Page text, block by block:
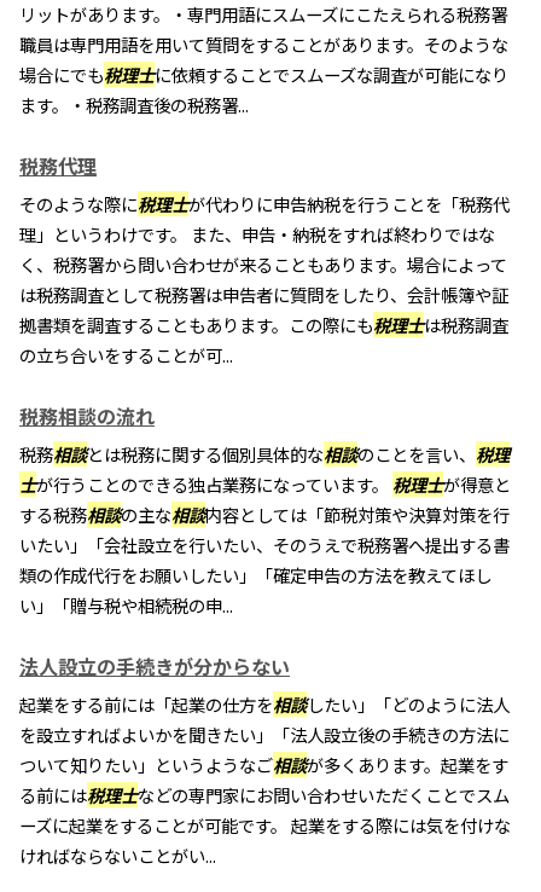
リットがあります。・専門用語にスムーズにこたえられる税務署
職員は専門用語を用いて質問をすることがあります。そのような
場合にでも税理士に依頼することでスムーズな調査が可能になり
ます。・税務調査後の税務署...
税務代理
そのような際に税理士が代わりに申告納税を行うことを「税務代
理」というわけです。 また、申告・納税をすれば終わりではな
く、税務署から問い合わせが来ることもあります。場合によって
は税務調査として税務署は申告者に質問をしたり、会計帳簿や証
拠書類を調査することもあります。この際にも税理士は税務調査
の立ち合いをすることが可...
税務相談の流れ
税務相談とは税務に関する個別具体的な相談のことを言い、 税理
士が行うことのできる独占業務になっています。 税理士が得意と
する税務相談の主な相談内容としては「節税対策や決算対策を行
いたい」「会社設立を行いたい、そのうえで税務署へ提出する書
類の作成代行をお願いしたい」「確定申告の方法を教えてほし
い」「贈与税や相続税の申...
法人設立の手続きが分からない
起業をする前には「起業の仕方を相談したい」「どのように法人
を設立すればよいかを聞きたい」「法人設立後の手続きの方法に
ついて知りたい」というようなご相談が多くあります。起業をす
る前には税理士などの専門家にお問い合わせいただくことでスム
ーズに起業をすることが可能です。 起業をする際には気を付けな
ければならないことがい...